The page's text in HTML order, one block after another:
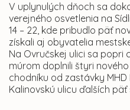
V uplynulých dňoch sa
verejného osvetlenia na
14 – 22, kde pribudlo päť
získali aj obyvatelia
Na Ovručskej ulici sa popri
múrom doplnili štyri
chodníku od zastávky
Kalinovskú ulicu ďalších